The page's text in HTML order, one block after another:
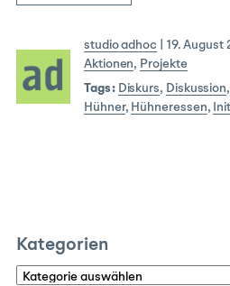
studio adhoc 19. August
Aktionen, Projekte
Tags: Diskurs, Diskussion,
Hühner, Hühneressen,
Kategorien
Kategorien